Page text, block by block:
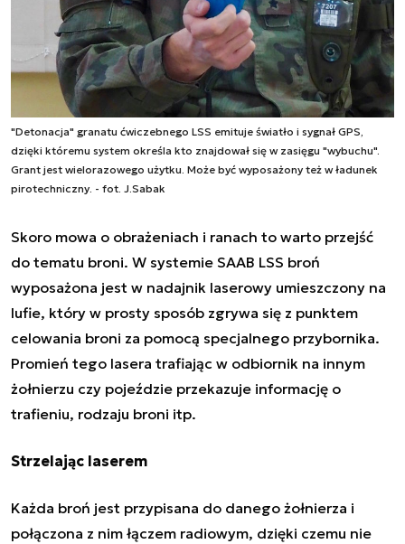
"Detonacja" granatu ćwiczebnego LSS emituje światło i sygnał GPS,
dzięki któremu system określa kto znajdował się w zasięgu "wybuchu".
Grant jest wielorazowego użytku. Może być wyposażony też w ładunek
pirotechniczny. - fot. J.Sabak
Skoro mowa o obrażeniach i ranach to warto przejść
do tematu broni. W systemie SAAB LSS broń
wyposażona jest w nadajnik laserowy umieszczony na
lufie, który w prosty sposób zgrywa się z punktem
celowania broni za pomocą specjalnego przybornika.
Promień tego lasera trafiając w odbiornik na innym
żołnierzu czy pojeździe przekazuje informację o
trafieniu, rodzaju broni itp.
Strzelając laserem
Każda broń jest przypisana do danego żołnierza i
połączona z nim łączem radiowym, dzięki czemu nie